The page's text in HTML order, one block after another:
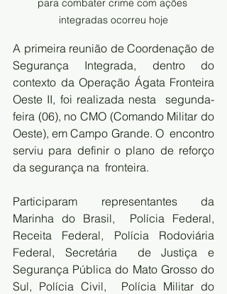
para combater crime com ações
integradas ocorreu hoje
A primeira reunião de Coordenação de
Segurança Integrada, dentro do
contexto da Operação Ágata Fronteira
Oeste II, foi realizada nesta  segunda-
feira (06), no CMO (Comando Militar do
Oeste), em Campo Grande. O  encontro
serviu para definir o plano de reforço
da segurança na  fronteira.
Participaram representantes da
Marinha do Brasil,  Polícia Federal,
Receita Federal, Polícia Rodoviária
Federal, Secretária  de Justiça e
Segurança Pública do Mato Grosso do
Sul, Polícia Civil,  Polícia Militar do